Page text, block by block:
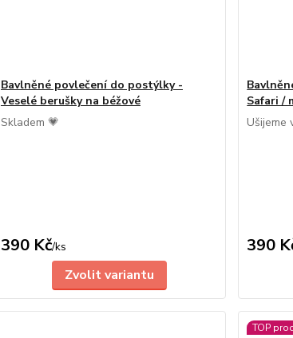
Bavlněné povlečení do postýlky -
Veselé berušky na béžové
Skladem 💗
390 Kč/ks
Zvolit variantu
Safari /
Ušijeme
390
TOP